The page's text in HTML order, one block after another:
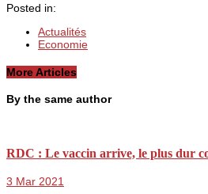
Posted in:
Actualités
Economie
More Articles
By the same author
RDC : Le vaccin arrive, le plus dur
3 Mar 2021